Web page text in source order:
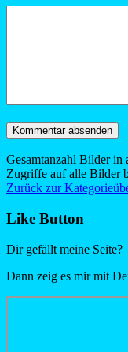
Gesamtanzahl Bilder in
Zugriffe auf alle Bilder
Zurück zur
Like Button
Dir gefällt meine Seite?
Dann zeig es mir mit